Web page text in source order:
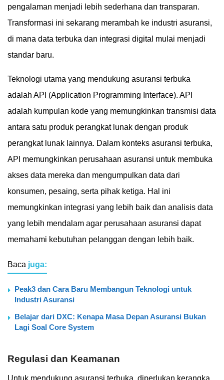
pengalaman menjadi lebih sederhana dan transparan.
Transformasi ini sekarang merambah ke industri asuransi,
di mana data terbuka dan integrasi digital mulai menjadi
standar baru.
Teknologi utama yang mendukung asuransi terbuka
adalah API (Application Programming Interface). API
adalah kumpulan kode yang memungkinkan transmisi data
antara satu produk perangkat lunak dengan produk
perangkat lunak lainnya. Dalam konteks asuransi terbuka,
API memungkinkan perusahaan asuransi untuk membuka
akses data mereka dan mengumpulkan data dari
konsumen, pesaing, serta pihak ketiga. Hal ini
memungkinkan integrasi yang lebih baik dan analisis data
yang lebih mendalam agar perusahaan asuransi dapat
memahami kebutuhan pelanggan dengan lebih baik.
Baca juga:
Peak3 dan Cara Baru Membangun Teknologi untuk
Industri Asuransi
Belajar dari DXC: Kenapa Masa Depan Asuransi Bukan
Lagi Soal Core System
Regulasi dan Keamanan